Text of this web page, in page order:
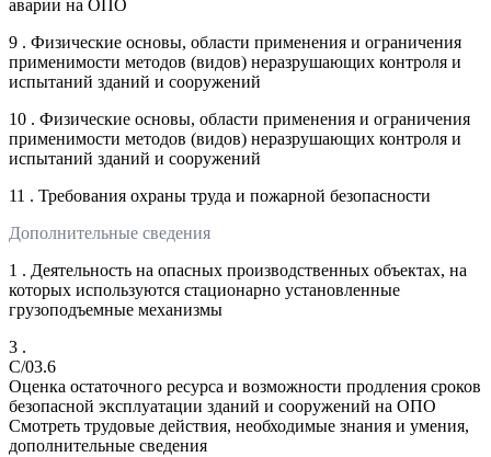
аварии на ОПО
9 . Физические основы, области применения и ограничения
применимости методов (видов) неразрушающих контроля и
испытаний зданий и сооружений
10 . Физические основы, области применения и ограничения
применимости методов (видов) неразрушающих контроля и
испытаний зданий и сооружений
11 . Требования охраны труда и пожарной безопасности
Дополнительные сведения
1 . Деятельность на опасных производственных объектах, на
которых используются стационарно установленные
грузоподъемные механизмы
3 .
C/03.6
Оценка остаточного ресурса и возможности продления сроков
безопасной эксплуатации зданий и сооружений на ОПО
Смотреть трудовые действия, необходимые знания и умения,
дополнительные сведения